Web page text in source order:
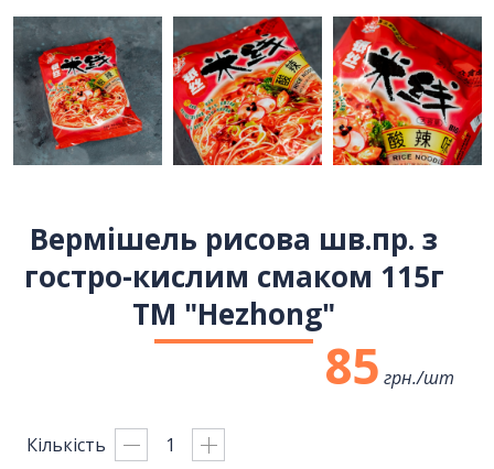
Вермішель рисова шв.пр. з
гостро-кислим смаком 115г
ТМ "Hezhong"
85 грн./шт
Кількість